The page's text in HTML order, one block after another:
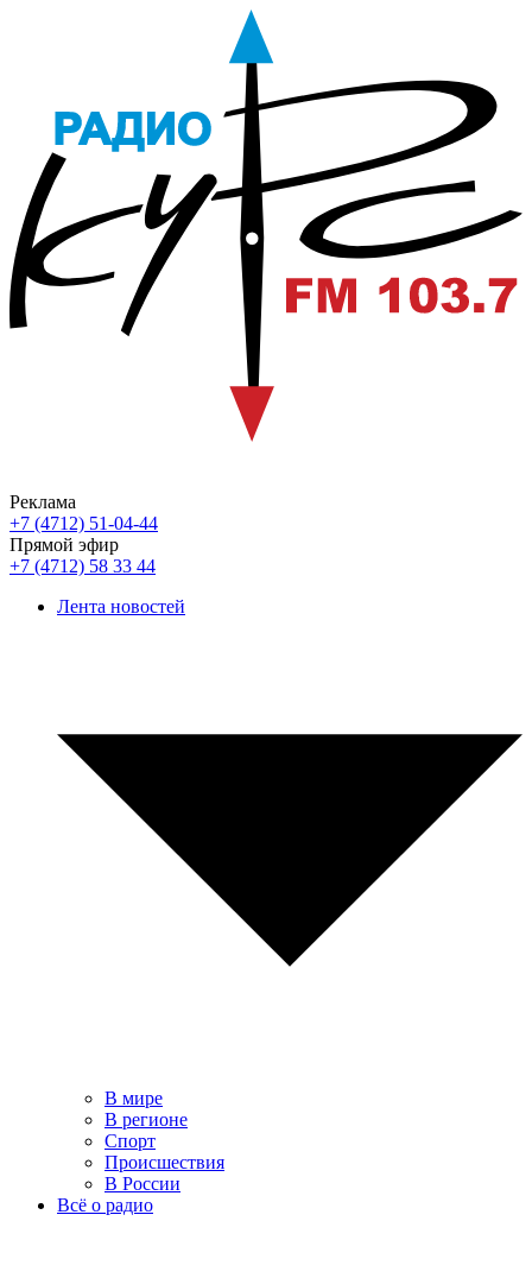
Реклама
+7 (4712) 51-04-44
Прямой эфир
+7 (4712) 58 33 44
Лента новостей
В мире
В регионе
Спорт
Происшествия
В России
Всё о радио